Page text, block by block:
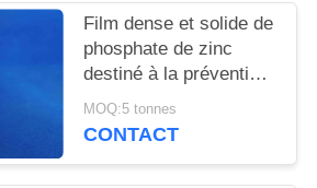
Film dense et solide de
phosphate de zinc
destiné à la prévention
de la corrosion des
métaux et au
MOQ:5 tonnes
CONTACT